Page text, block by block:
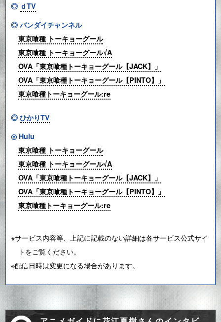
◎ ｄTV
◎ バンダイチャンネル
東京喰種 トーキョーグール
東京喰種 トーキョーグール√A
OVA「東京喰種トーキョーグール【JACK】」
OVA「東京喰種トーキョーグール【PINTO】」
東京喰種トーキョーグール:re
◎ひかりTV
◎ Hulu
東京喰種 トーキョーグール
東京喰種 トーキョーグール√A
OVA「東京喰種トーキョーグール【JACK】」
OVA「東京喰種トーキョーグール【PINTO】」
東京喰種トーキョーグール:re
※サービス内容等、上記に記載のない詳細は各サービス公式サイ
トをご覧ください。
※配信日時は変更になる場合があります。